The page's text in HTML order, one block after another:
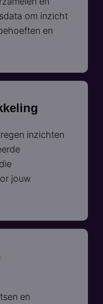
om inzicht
en
inzichten
jouw
en